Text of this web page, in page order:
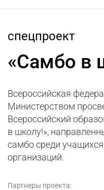
спецпроект
«Самбо в
Всероссийская
Министерством
Всероссийский
в школу!»,
самбо среди
организаций.
Партнеры проекта: